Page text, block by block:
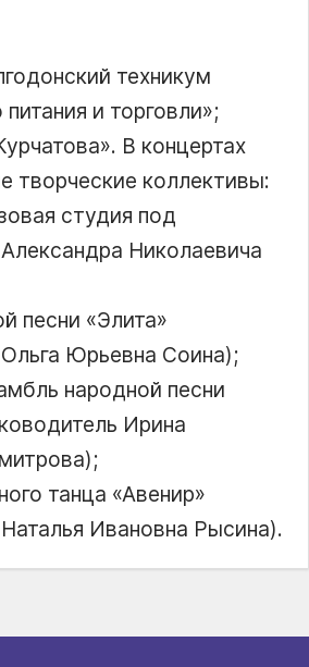
техникум
и торговли»;
В концертах
творческие коллективы:
студия под
Николаевича
песни «Элита»
Юрьевна Соина);
народной песни
Ирина
танца «Авенир»
Ивановна Рысина).